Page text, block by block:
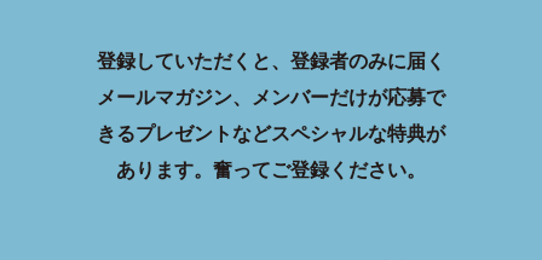
登録していただくと、登録者のみに届く
メールマガジン、メンバーだけが応募で
きるプレゼントなどスペシャルな特典が
あります。 奮ってご登録ください。